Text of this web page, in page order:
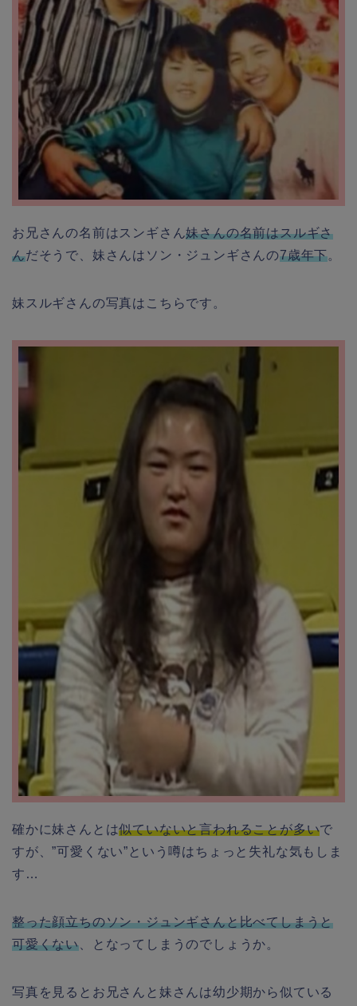
お兄さんの名前はスンギさん妹さんの名前はスルギさ
んだそうで、妹さんはソン・ジュンギさんの7歳年下。
妹スルギさんの写真はこちらです。
確かに妹さんとは似ていないと言われることが多いで
すが、”可愛くない”という噂はちょっと失礼な気もしま
す…
整った顔立ちのソン・ジュンギさんと比べてしまうと
可愛くない 、となってしまうのでしょうか。
写真を見るとお兄さんと妹さんは幼少期から似ている